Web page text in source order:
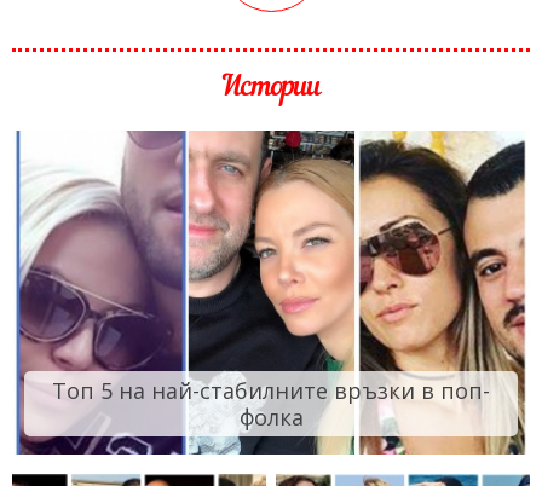
Истории
Топ 5 на най-стабилните връзки в поп-
фолка